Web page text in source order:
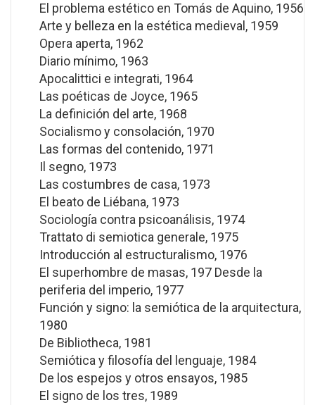
El problema estético en Tomás de Aquino, 1956
Arte y belleza en la estética medieval, 1959
Opera aperta, 1962
Diario mínimo, 1963
Apocalittici e integrati, 1964
Las poéticas de Joyce, 1965
La definición del arte, 1968
Socialismo y consolación, 1970
Las formas del contenido, 1971
Il segno, 1973
Las costumbres de casa, 1973
El beato de Liébana, 1973
Sociología contra psicoanálisis, 1974
Trattato di semiotica generale, 1975
Introducción al estructuralismo, 1976
El superhombre de masas, 197 Desde la
periferia del imperio, 1977
Función y signo: la semiótica de la arquitectura,
1980
De Bibliotheca, 1981
Semiótica y filosofía del lenguaje, 1984
De los espejos y otros ensayos, 1985
El signo de los tres, 1989